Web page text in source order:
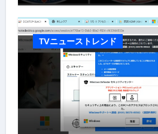
TVニューストレンド